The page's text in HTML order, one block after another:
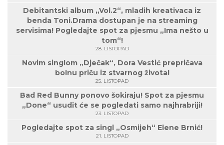
Debitantski album „Vol.2“, mladih kreativaca iz
benda Toni.Drama dostupan je na streaming
servisima! Pogledajte spot za pjesmu „Ima nešto u
tom“!
28. LISTOPAD
Novim singlom „Dječak“, Dora Vestić prepričava
bolnu priču iz stvarnog života!
25. LISTOPAD
Bad Red Bunny ponovo šokiraju! Spot za pjesmu
„Done“ usudit će se pogledati samo najhrabriji!
23. LISTOPAD
Pogledajte spot za singl „Osmijeh“ Elene Brnić!
21. LISTOPAD